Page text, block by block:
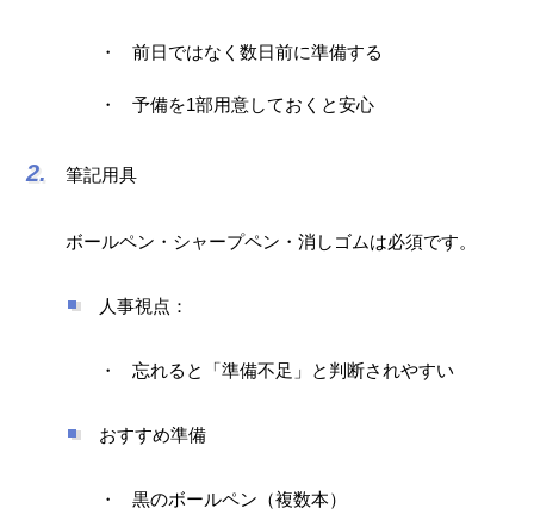
前日ではなく数日前に準備する
予備を1部用意しておくと安心
筆記用具
ボールペン・シャープペン・消しゴムは必須です。
人事視点：
忘れると「準備不足」と判断されやすい
おすすめ準備
黒のボールペン（複数本）